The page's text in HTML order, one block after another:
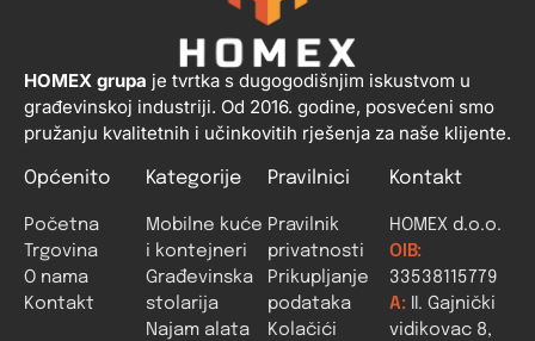
HOMEX grupa je tvrtka s dugogodišnjim iskustvom u
građevinskoj industriji. Od 2016. godine, posvećeni smo
pružanju kvalitetnih i učinkovitih rješenja za naše klijente.
Općenito
Početna
Trgovina
O nama
Kontakt
Kategorije
Mobilne kuće
i kontejneri
Građevinska
stolarija
Najam alata
Pravilnici
Pravilnik
privatnosti
Prikupljanje
podataka
Kolačići
Kontakt
HOMEX d.o.o.
OIB:
33538115779
A: II. Gajnički
vidikovac 8,